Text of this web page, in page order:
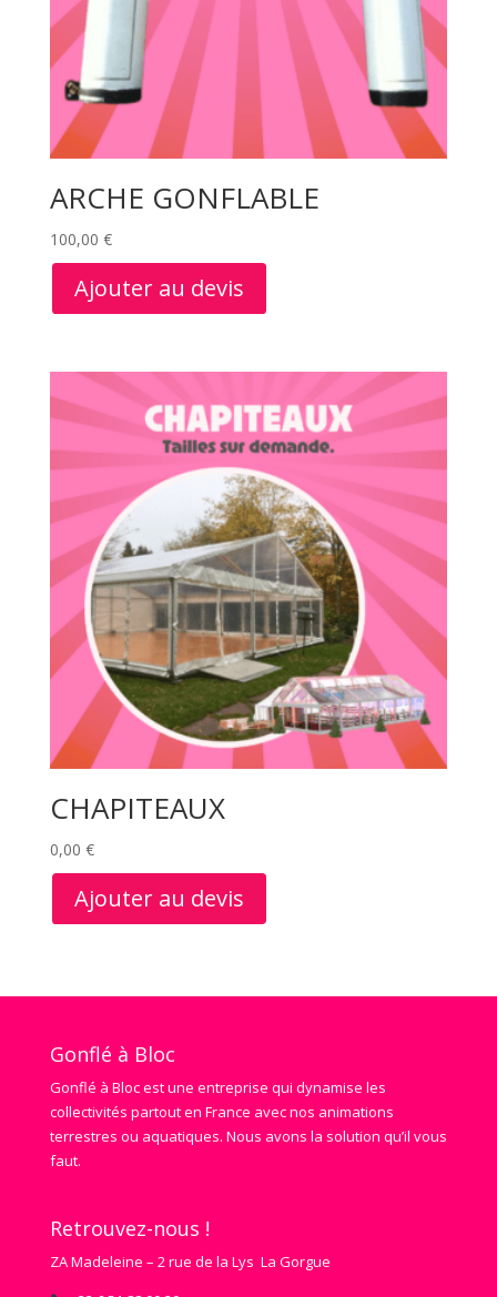
ARCHE GONFLABLE
100,00 €
Ajouter au devis
CHAPITEAUX
0,00 €
Ajouter au devis
Gonflé à Bloc
Gonflé à Bloc est une entreprise qui dynamise les
collectivités partout en France avec nos animations
terrestres ou aquatiques. Nous avons la solution qu’il vous
faut.
Retrouvez-nous !
ZA Madeleine – 2 rue de la Lys La Gorgue